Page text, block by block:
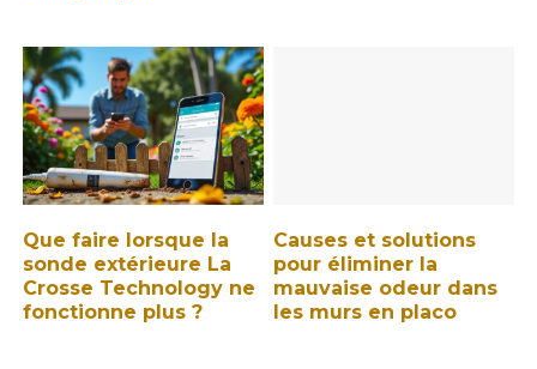
Que faire lorsque la
sonde extérieure La
Crosse Technology ne
fonctionne plus ?
Causes et solutions
pour éliminer la
mauvaise odeur dans
les murs en placo